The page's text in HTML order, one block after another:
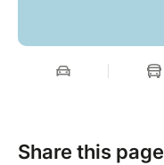
Share this page